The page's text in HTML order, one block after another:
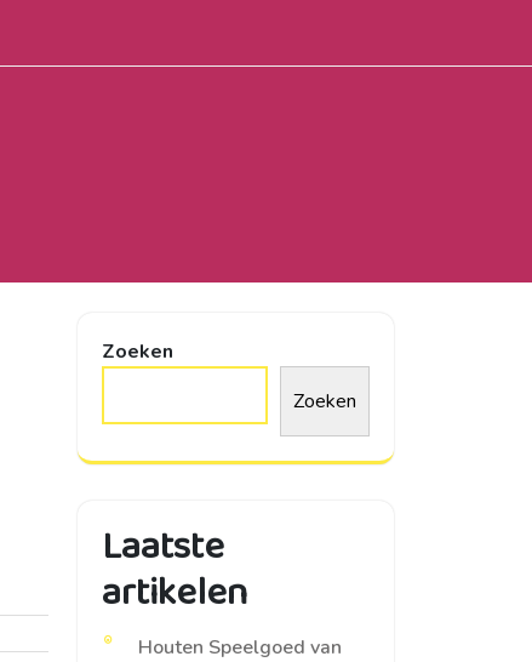
Zoeken
Zoeken
Laatste
artikelen
Houten Speelgoed van